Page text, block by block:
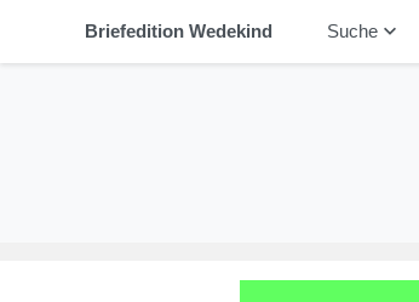
Briefedition Wedekind Suchekeyboard_arrow_down